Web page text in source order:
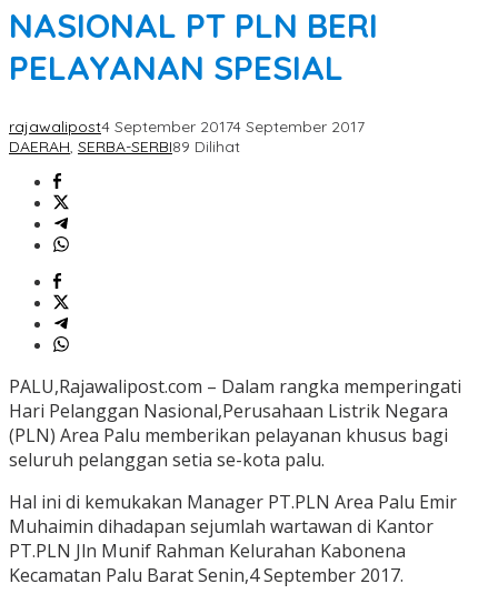
NASIONAL PT PLN BERI
PELAYANAN SPESIAL
rajawalipost4 September 20174 September 2017
DAERAH, SERBA-SERBI89 Dilihat
PALU,Rajawalipost.com – Dalam rangka memperingati
Hari Pelanggan Nasional,Perusahaan Listrik Negara
(PLN) Area Palu memberikan pelayanan khusus bagi
seluruh pelanggan setia se-kota palu.
Hal ini di kemukakan Manager PT.PLN Area Palu Emir
Muhaimin dihadapan sejumlah wartawan di Kantor
PT.PLN Jln Munif Rahman Kelurahan Kabonena
Kecamatan Palu Barat Senin,4 September 2017.